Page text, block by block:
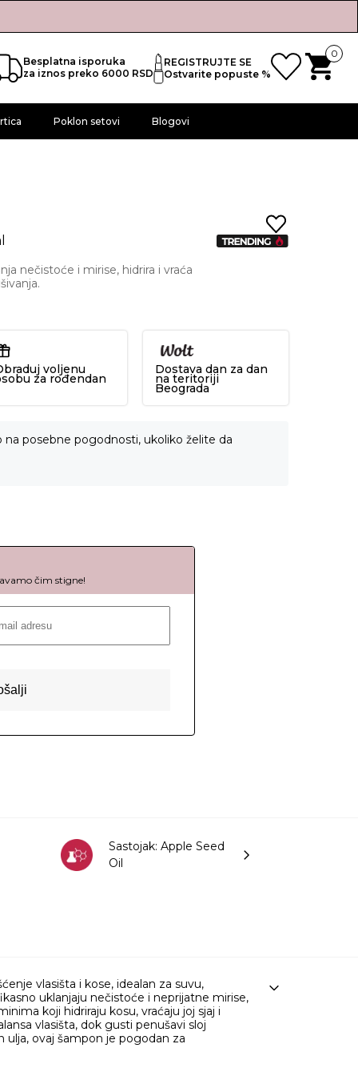
Besplatna isporuka
za iznos preko 6000 RSD
REGISTRUJTE SE
Ostvarite popuste %
0
Poklon setovi Blogovi
nečistoće i mirise, hidrira i vraća
voljenu
za rođendan
Dostava dan za dan
na teritoriji
Beograda
na posebne pogodnosti, ukoliko želite da
Sastojak: Apple Seed
Oil
vlasišta i kose, idealan za suvu,
uklanjaju nečistoće i neprijatne mirise,
koji hidriraju kosu, vraćaju joj sjaj i
vlasišta, dok gusti penušavi sloj
ulja, ovaj šampon je pogodan za